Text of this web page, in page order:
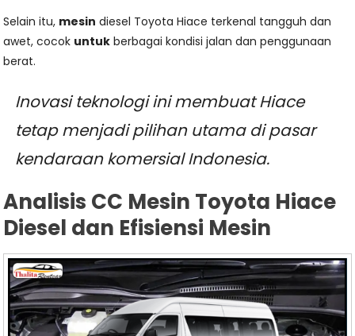
Selain itu, mesin diesel Toyota Hiace terkenal tangguh dan
awet, cocok untuk berbagai kondisi jalan dan penggunaan
berat.
Inovasi teknologi ini membuat Hiace
tetap menjadi pilihan utama di pasar
kendaraan komersial Indonesia.
Analisis CC Mesin Toyota Hiace
Diesel dan Efisiensi Mesin